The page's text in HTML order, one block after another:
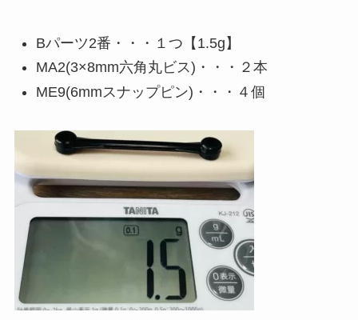
Bパーツ2番・・・１つ【1.5g】
MA2(3×8mm六角丸ビス)・・・２本
ME9(6mmスナップピン)・・・４個